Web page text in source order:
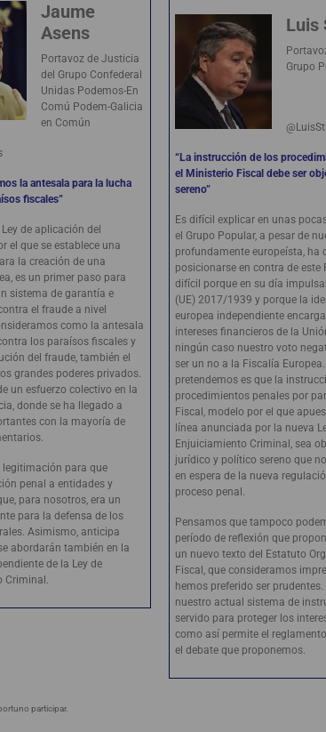
Jaume
Asens
Portavoz de Justicia
del Grupo Confederal
Unidas Podemos-En
Comú Podem-Galicia
en Común
la antesala para la lucha
fiscales”
de aplicación del
el que se establece una
la creación de una
es un primer paso para
sistema de garantía e
el fraude a nivel
como la antesala
los paraísos fiscales y
del fraude, también el
grandes poderes privados.
un esfuerzo colectivo en la
donde se ha llegado a
con la mayoría de
legitimación para que
penal a entidades y
para nosotros, era un
para la defensa de los
Asimismo, anticipa
abordarán también en la
de la Ley de
Criminal.
Luis
Grupo
“La instrucción de los
el Ministerio Fiscal debe ser
sereno”
Es difícil explicar en unas
el Grupo Popular, a pesar de
profundamente europeísta, ha
posicionarse en contra de este
difícil porque en su día
(UE) 2017/1939 y porque la
europea independiente
intereses financieros de la
ningún caso nuestro voto
ser un no a la Fiscalía
pretendemos es que la
procedimientos penales por
Fiscal, modelo por el que
línea anunciada por la nueva
Enjuiciamiento Criminal, sea
jurídico y político sereno que
en espera de la nueva
proceso penal.
Pensamos que tampoco
período de reflexión que
un nuevo texto del Estatuto
Fiscal, que consideramos
hemos preferido ser
nuestro actual sistema de
servido para proteger los
como así permite el
el debate que proponemos.
participar.